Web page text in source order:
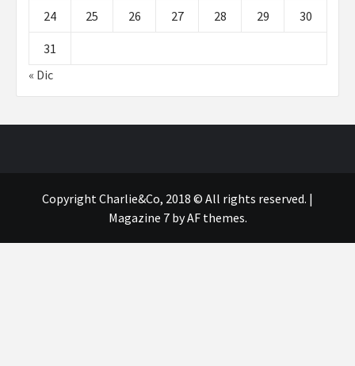
24 25 26 27 28 29 30
31
« Dic
Copyright Charlie&Co, 2018 © All rights reserved. |
Magazine 7by AF themes.